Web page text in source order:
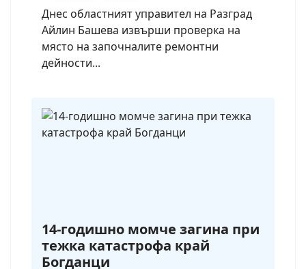
Днес областният управител на Разград
Айлин Башева извърши проверка на
място на започналите ремонтни
дейности...
14-годишно момче загина при
тежка катастрофа край
Богданци